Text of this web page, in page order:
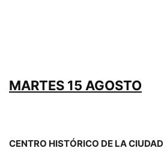
MARTES 15 AGOSTO
CENTRO HISTÓRICO DE LA CIUDAD